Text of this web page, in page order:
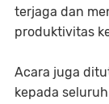
terjaga dan
produktivitas
Acara juga
kepada